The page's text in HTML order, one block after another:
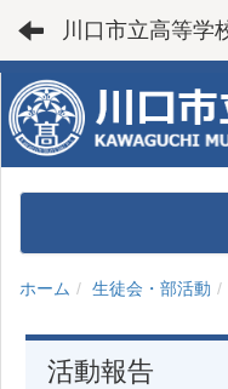
川口市立高等学
ホーム 生徒会・部活動
活動報告